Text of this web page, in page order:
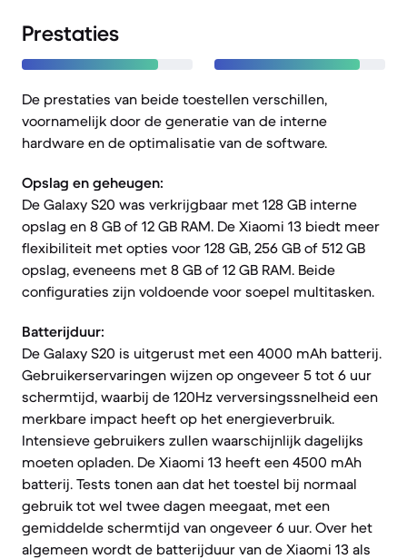
Prestaties
De prestaties van beide toestellen verschillen,
voornamelijk door de generatie van de interne
hardware en de optimalisatie van de software.
Opslag en geheugen:
De Galaxy S20 was verkrijgbaar met 128 GB interne
opslag en 8 GB of 12 GB RAM. De Xiaomi 13 biedt meer
flexibiliteit met opties voor 128 GB, 256 GB of 512 GB
opslag, eveneens met 8 GB of 12 GB RAM. Beide
configuraties zijn voldoende voor soepel multitasken.
Batterijduur:
De Galaxy S20 is uitgerust met een 4000 mAh batterij.
Gebruikerservaringen wijzen op ongeveer 5 tot 6 uur
schermtijd, waarbij de 120Hz verversingssnelheid een
merkbare impact heeft op het energieverbruik.
Intensieve gebruikers zullen waarschijnlijk dagelijks
moeten opladen. De Xiaomi 13 heeft een 4500 mAh
batterij. Tests tonen aan dat het toestel bij normaal
gebruik tot wel twee dagen meegaat, met een
gemiddelde schermtijd van ongeveer 6 uur. Over het
algemeen wordt de batterijduur van de Xiaomi 13 als